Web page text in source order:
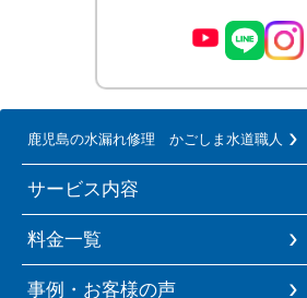
鹿児島の水漏れ修理 かごしま水道職人
サービス内容
料金一覧
事例・お客様の声